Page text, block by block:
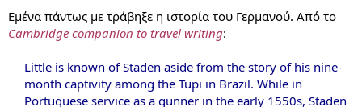
Εμένα πάντως με τράβηξε η ιστορία του Γερμανού. Από το
Cambridge companion to travel writing:
Little is known of Staden aside from the story of his nine-
month captivity among the Tupi in Brazil. While in
Portuguese service as a gunner in the early 1550s, Staden